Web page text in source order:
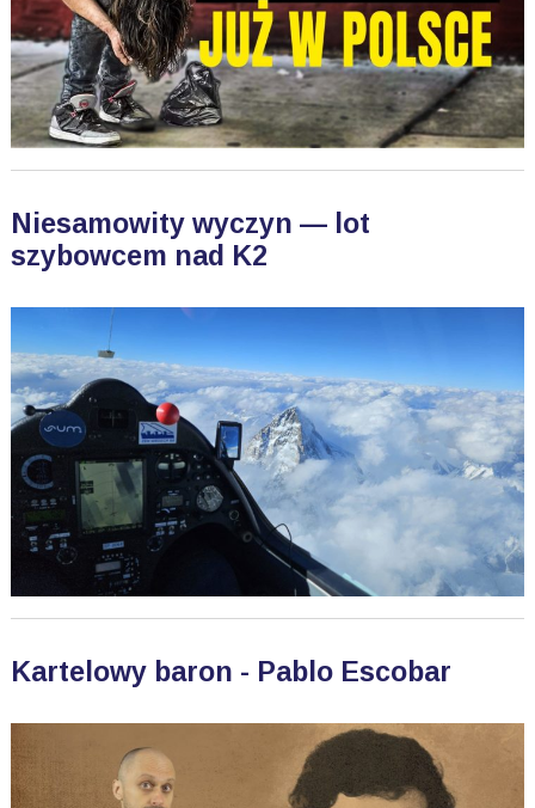
Niesamowity wyczyn — lot
szybowcem nad K2
Kartelowy baron - Pablo Escobar